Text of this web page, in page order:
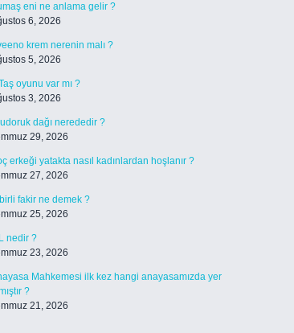
eni ne anlama gelir ?
6, 2026
krem nerenin malı ?
5, 2026
oyunu var mı ?
3, 2026
dağı nerededir ?
29, 2026
erkeği yatakta nasıl kadınlardan hoşlanır ?
27, 2026
fakir ne demek ?
25, 2026
nedir ?
23, 2026
Mahkemesi ilk kez hangi anayasamızda yer
?
21, 2026